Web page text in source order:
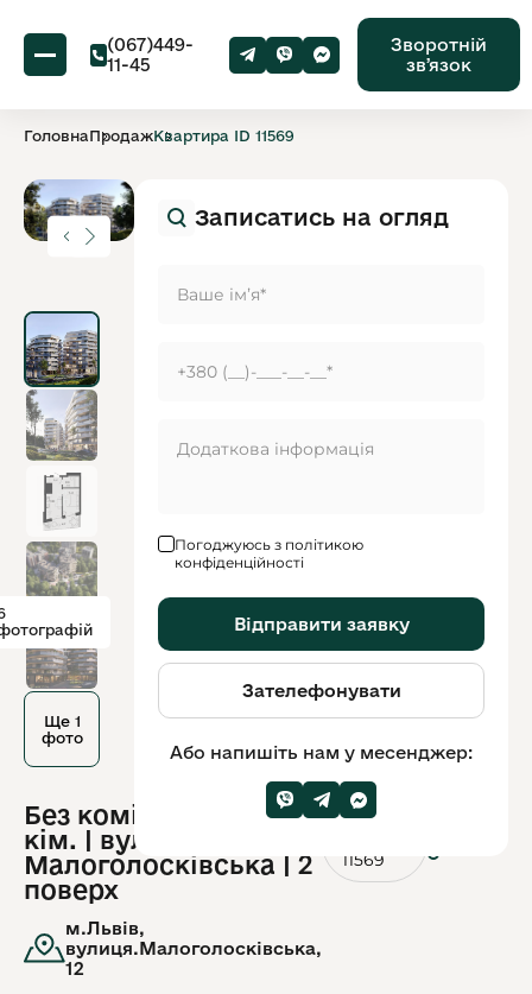
(067)449-
11-45
Зворотній
звʼязок
ГоловнаПродажКвартира ID 11569
Ще 1
фото
Без комісії,Продаж 1-
кім. | вул.
Малоголосківська | 2
поверх
м.Львів,
вулиця.Малоголосківська,
12
ID
11569
Записатись на огляд
Погоджуюсь з політикою
конфіденційності
Відправити заявку
Зателефонувати
Або напишіть нам у месенджер: